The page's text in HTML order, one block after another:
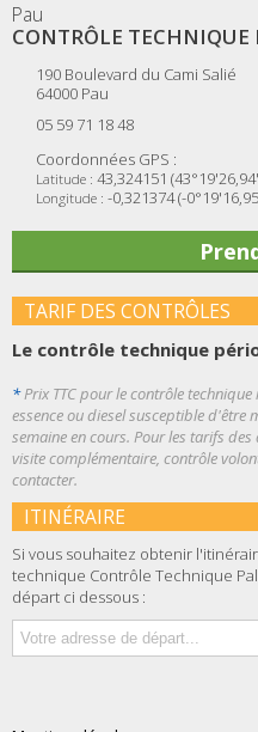
Pau
CONTRÔLE TECHNIQUE
190 Boulevard du Cami Salié
64000 Pau
05 59 71 18 48
Coordonnées GPS :
Latitude : 43,324151
Longitude : -0,321374 (-
TARIF DES CONTRÔLES
Le contrôle technique
*Prix TTC pour le contrôle
essence ou diesel susceptible
semaine en cours. Pour les tarifs
visite complémentaire, contrôle
contacter.
ITINÉRAIRE
Si vous souhaitez obtenir
technique Contrôle Technique
départ ci dessous :